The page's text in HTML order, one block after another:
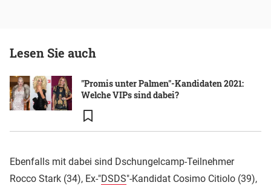
Lesen Sie auch
"Promis unter Palmen"-Kandidaten 2021:
Welche VIPs sind dabei?
Ebenfalls mit dabei sind Dschungelcamp-Teilnehmer
Rocco Stark (34), Ex-"DSDS"-Kandidat Cosimo Citiolo (39),